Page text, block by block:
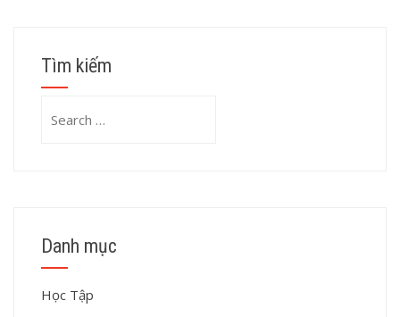
Tìm kiếm
Danh mục
Học Tập